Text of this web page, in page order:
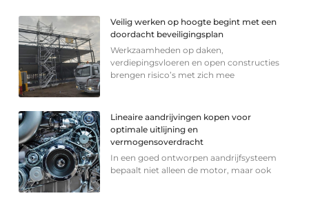
Veilig werken op hoogte begint met een
doordacht beveiligingsplan
Werkzaamheden op daken,
verdiepingsvloeren en open constructies
brengen risico’s met zich mee
Lineaire aandrijvingen kopen voor
optimale uitlijning en
vermogensoverdracht
In een goed ontworpen aandrijfsysteem
bepaalt niet alleen de motor, maar ook